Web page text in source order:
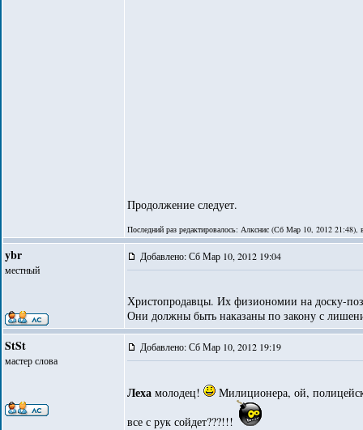
Продолжение следует.
Последний раз редактировалось: Алкснис (Сб Мар 10, 2012 21:48),
ybr
местный
Добавлено: Сб Мар 10, 2012 19:04
Христопродавцы. Их физиономии на доску-
Они должны быть наказаны по закону с
StSt
мастер слова
Добавлено: Сб Мар 10, 2012 19:19
Леха молодец!
Милиционера, ой,
все с рук сойдет???!!!